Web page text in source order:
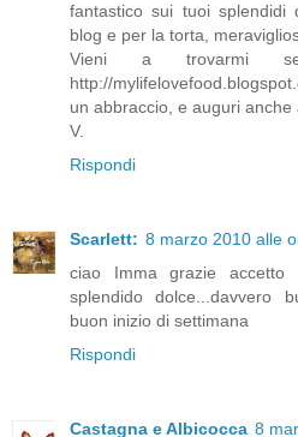
fantastico sui tuoi splendidi
blog e per la torta,
Vieni a trovarmi
http://
un abbraccio, e auguri anche
V.
Rispondi
Scarlett: 8 marzo 2010 alle
ciao Imma grazie
splendido dolce...davvero
buon inizio di settimana
Rispondi
Castagna e Albicocca 8